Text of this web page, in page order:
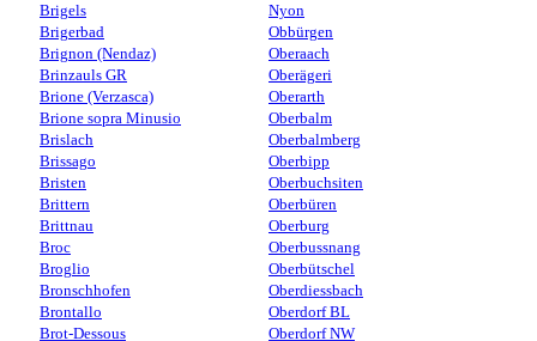
Brigels
Brigerbad
Brignon (Nendaz)
Brinzauls GR
Brione (Verzasca)
Brione sopra Minusio
Brislach
Brissago
Bristen
Brittern
Brittnau
Broc
Broglio
Bronschhofen
Brontallo
Brot-Dessous
Nyon
Obbürgen
Oberaach
Oberägeri
Oberarth
Oberbalm
Oberbalmberg
Oberbipp
Oberbuchsiten
Oberbüren
Oberburg
Oberbussnang
Oberbütschel
Oberdiessbach
Oberdorf BL
Oberdorf NW